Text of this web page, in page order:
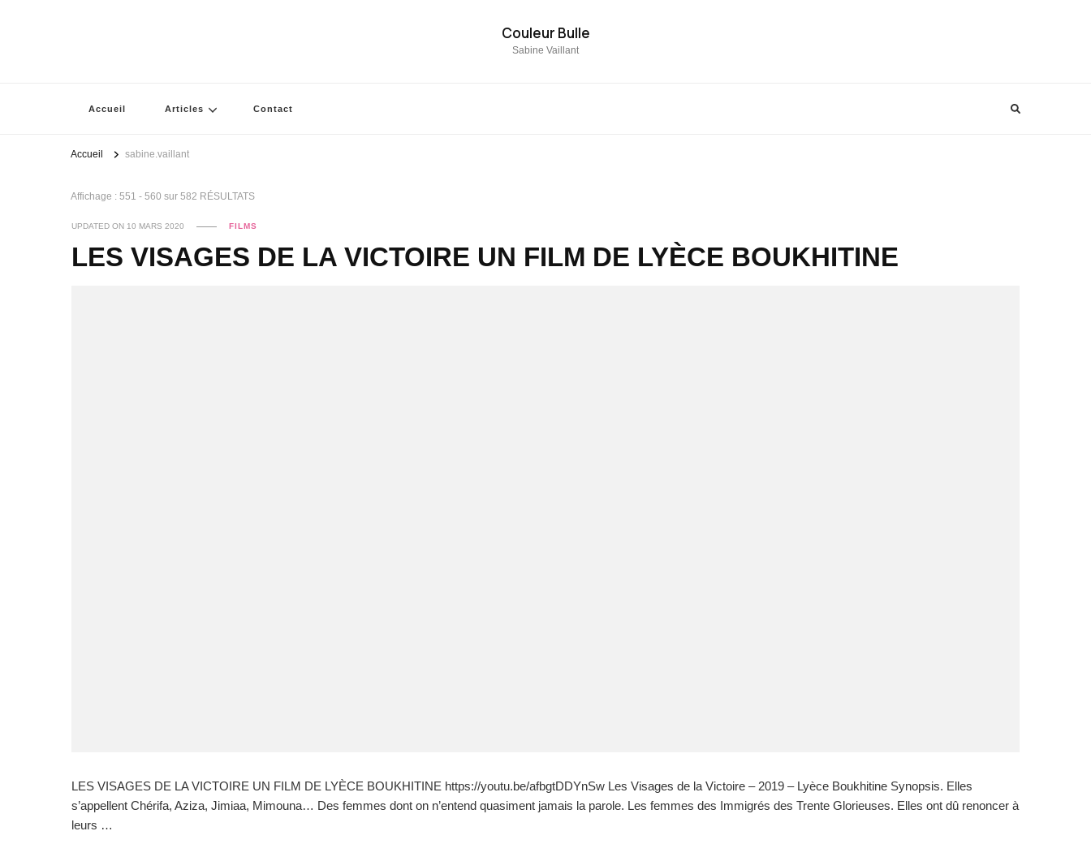
Couleur Bulle
Sabine Vaillant
Accueil Articles Contact
Accueil sabine.vaillant
Affichage : 551 - 560 sur 582 RÉSULTATS
UPDATED ON 10 MARS 2020 FILMS
LES VISAGES DE LA VICTOIRE UN FILM DE LYÈCE BOUKHITINE
LES VISAGES DE LA VICTOIRE UN FILM DE LYÈCE BOUKHITINE https://youtu.be/afbgtDDYnSw Les Visages de la Victoire – 2019 – Lyèce Boukhitine Synopsis. Elles
s’appellent Chérifa, Aziza, Jimiaa, Mimouna… Des femmes dont on n’entend quasiment jamais la parole. Les femmes des Immigrés des Trente Glorieuses. Elles ont dû renoncer à
leurs …